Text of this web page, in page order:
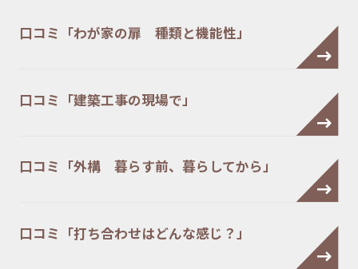
口コミ「わが家の扉 種類と機能性」
口コミ「建築工事の現場で」
口コミ「外構 暮らす前、暮らしてから」
口コミ「打ち合わせはどんな感じ？」